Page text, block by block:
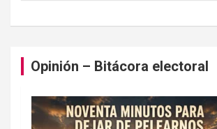
Opinión – Bitácora electoral